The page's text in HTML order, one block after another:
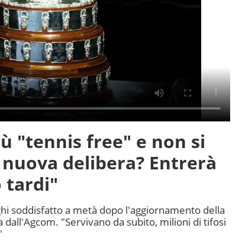
"tennis free" e non si
delibera? Entrerà
tardi"
soddisfatto a metà dopo l'aggiornamento della
dall'Agcom. "Servivano da subito, milioni di tifosi